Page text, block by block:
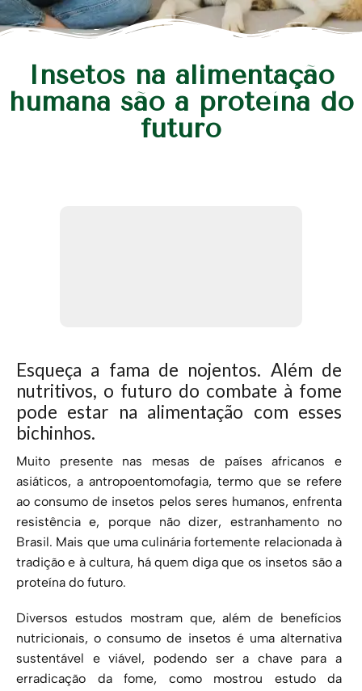
Insetos na alimentação
humana são a proteína do
futuro
Esqueça a fama de nojentos. Além de
nutritivos, o futuro do combate à fome
pode estar na alimentação com esses
bichinhos.
Muito presente nas mesas de países africanos e
asiáticos, a antropoentomofagia, termo que se refere
ao consumo de insetos pelos seres humanos, enfrenta
resistência e, porque não dizer, estranhamento no
Brasil. Mais que uma culinária fortemente relacionada à
tradição e à cultura, há quem diga que os insetos são a
proteína do futuro.
Diversos estudos mostram que, além de benefícios
nutricionais, o consumo de insetos é uma alternativa
sustentável e viável, podendo ser a chave para a
erradicação da fome, como mostrou estudo da